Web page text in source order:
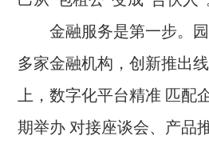
金融服务是第一步。
多家金融机构，创新推出
上，数字化平台精准 匹
期举办 对接座谈会、产品